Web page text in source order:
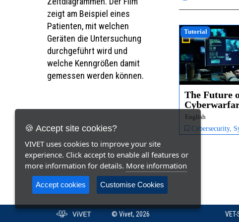
zeigt am Beispiel eines
Patienten, mit welchen
Geräten die Untersuchung
durchgeführt wird und
welche Kenngrößen damit
gemessen werden können.
Tutorial
The Future
Origins
English
Cybersecurity, System Security,
© Vivet, 2026
🍪 Accept site cookies?
VIVET uses cookies to improve your site
experience. Click accept to enable all features or
more information for details. More information
Accept cookies Customise Cookies